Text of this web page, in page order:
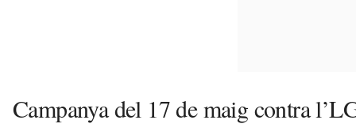
Campanya del 17 de maig contra